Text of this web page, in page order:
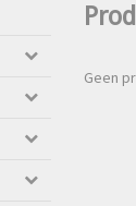
Geen